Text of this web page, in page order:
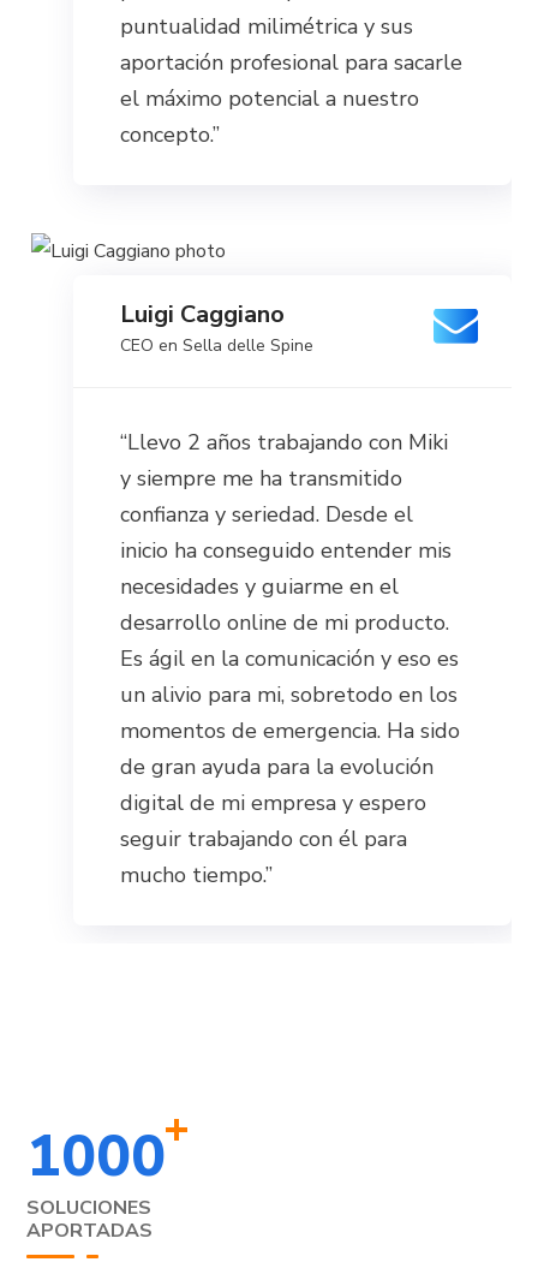
puntualidad milimétrica y sus
aportación profesional para sacarle
el máximo potencial a nuestro
concepto.”
Luigi Caggiano
CEO en Sella delle Spine
“Llevo 2 años trabajando con Miki
y siempre me ha transmitido
confianza y seriedad. Desde el
inicio ha conseguido entender mis
necesidades y guiarme en el
desarrollo online de mi producto.
Es ágil en la comunicación y eso es
un alivio para mi, sobretodo en los
momentos de emergencia. Ha sido
de gran ayuda para la evolución
digital de mi empresa y espero
seguir trabajando con él para
mucho tiempo.”
1000+
SOLUCIONES
APORTADAS